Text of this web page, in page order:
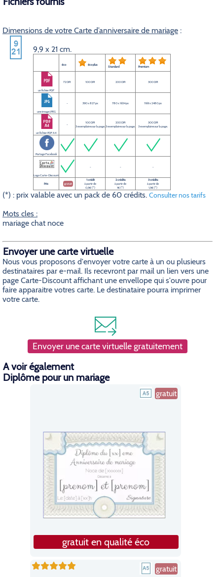
Dimensions de votre Carte d’anniversaire de mariage :
9,9 x 21 cm.
éco éco plus Standard Premium
un fichier PDF
72 DPI 100 DPI 200 DPI 300 DPI
une image JPEG
- 390 x 827 px 780 x 1654 px 1169 x 2480 px
un fichier PDF A4
-
100 DPI
3 exemplaires sur la page.
200 DPI
3 exemplaires sur la page.
300 DPI
3 exemplaires sur la page.
Partage Facebook
Logo Carte-Discount
- - -
Prix gratuit
1 crédit
à partir de
0,5€ (*)
2 crédits
à partir de
1€ (*)
3 crédits
à partir de
1,5€ (*)
(*) : prix valable avec un pack de 60 crédits. Consulter nos tarifs
Mots cles :
mariage chat noce
Envoyer une carte virtuelle
Nous vous proposons d'envoyer votre carte à un ou plusieurs
destinataires par e-mail. Ils recevront par mail un lien vers une
page Carte-Discount affichant une envellope qui s'ouvre pour
faire apparaitre votres carte. Le destinataire pourra imprimer
votre carte.
Envoyer une carte virtuelle gratuitement
A voir également
Diplôme pour un mariage
gratuit
gratuit en qualité éco
gratuit